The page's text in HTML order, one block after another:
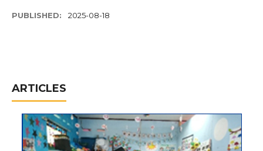
PUBLISHED: 2025-08-18
ARTICLES